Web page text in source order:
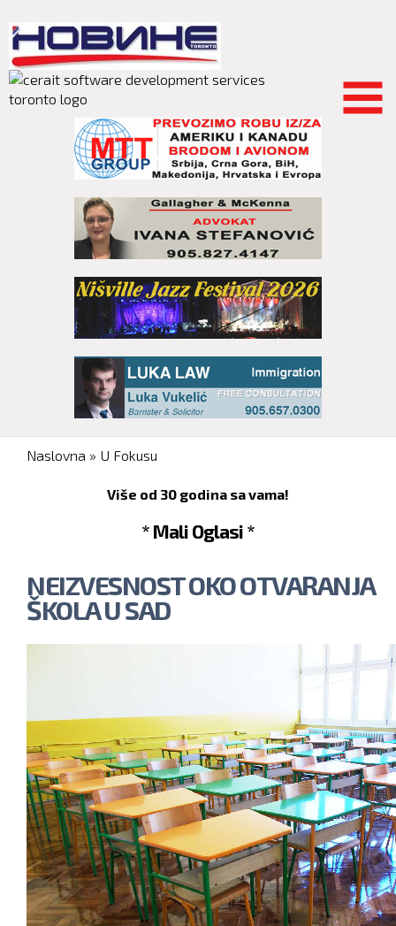
main
content
You are here
Naslovna » U Fokusu
Više od 30 godina sa vama!
* Mali Oglasi *
NEIZVESNOST OKO OTVARANJA
ŠKOLA U SAD